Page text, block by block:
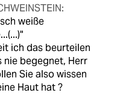
weiße
ich das beurteilen
nie begegnet, Herr
Sie also wissen
Haut hat ?